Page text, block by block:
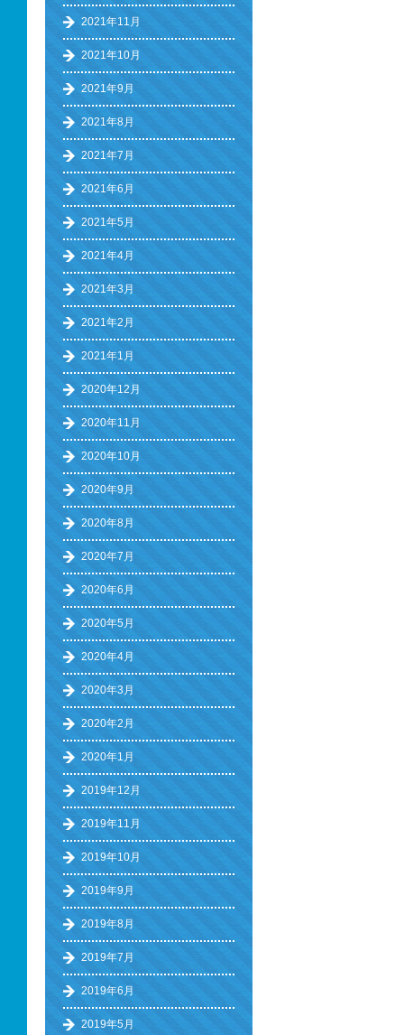
2021年11月
2021年10月
2021年9月
2021年8月
2021年7月
2021年6月
2021年5月
2021年4月
2021年3月
2021年2月
2021年1月
2020年12月
2020年11月
2020年10月
2020年9月
2020年8月
2020年7月
2020年6月
2020年5月
2020年4月
2020年3月
2020年2月
2020年1月
2019年12月
2019年11月
2019年10月
2019年9月
2019年8月
2019年7月
2019年6月
2019年5月